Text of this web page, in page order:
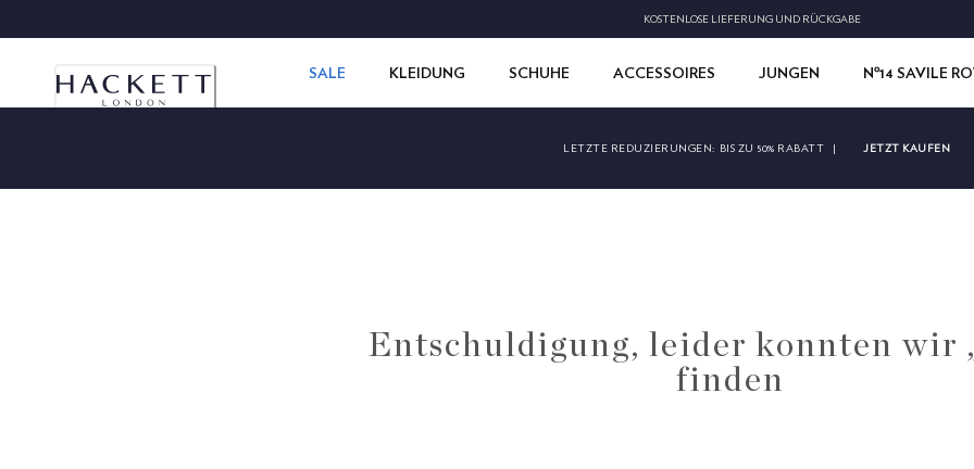
KOSTENLOSE LIEFERUNG UND RÜCKGABE
SALE KLEIDUNG SCHUHE ACCESSOIRES JUNGEN
Nº14 SAVILE
LETZTE REDUZIERUNGEN: BIS ZU 50% RABATT | JETZT KAUFEN
Entschuldigung, leider konnten wir
finden